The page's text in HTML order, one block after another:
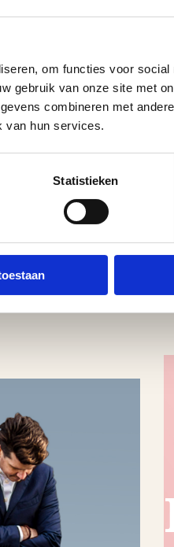
om functies voor social
gebruik van onze site met
combineren met
van hun services.
Statistieken